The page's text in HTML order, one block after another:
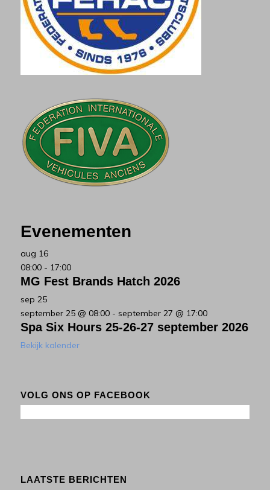
Evenementen
aug 16
08:00- 17:00
MG Fest Brands Hatch 2026
sep 25
september 25 @ 08:00- september 27 @ 17:00
Spa Six Hours 25-26-27 september 2026
Bekijk kalender
VOLG ONS OP FACEBOOK
LAATSTE BERICHTEN